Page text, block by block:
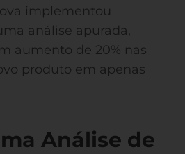
implementou
análise apurada,
aumento de 20% nas
produto em apenas
Análise de